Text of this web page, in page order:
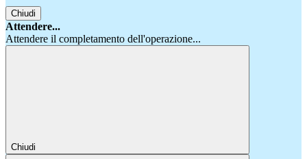
Chiudi
Attendere...
Attendere il completamento dell'operazione...
Chiudi